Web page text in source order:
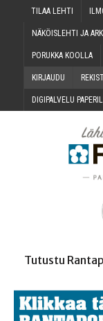
TILAA LEH­TI
NÄKÖIS­LEH­TI JA
PORUK­KA KOOLLA
KIR­JAU­DU
DIGI­PAL­VE­LU
Tutustu